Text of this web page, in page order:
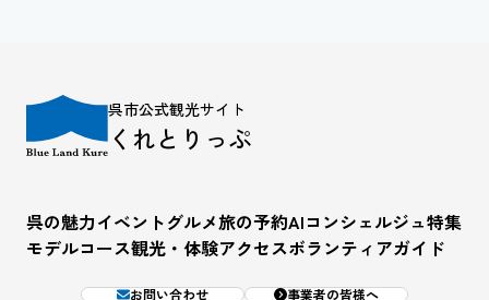
呉市公式観光サイト
くれとりっぷ
呉の魅力イベントグルメ旅の予約AIコンシェルジュ特集
モデルコース観光・体験アクセスボランティアガイド
お問い合わせ 事業者の皆様へ